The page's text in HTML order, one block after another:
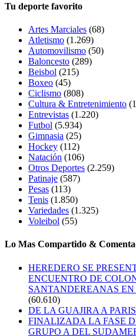
Tu deporte favorito
Artes Marciales (68)
Atletismo (1.269)
Automovilismo (50)
Baloncesto (289)
Beisbol (215)
Boxeo (45)
Ciclismo (808)
Cultura & Entretenimiento
Entrevistas (1.220)
Futbol (5.934)
Gimnasia (25)
Hockey (112)
Natación (106)
Otros Deportes (2.259)
Patinaje (587)
Pesas (113)
Tenis (1.850)
Variedades (1.325)
Voleibol (55)
Lo Mas Compartido &
HEREDERO SE
ENCUENTRO DE
SANTANDEREANAS
(60.610)
DE LA GUAJIRA A PARIS
FINALIZADA LA FASE
GRUPO A DEL